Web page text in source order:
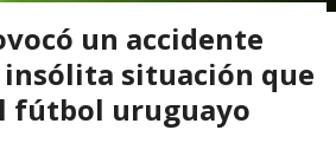
un accidente
situación que
fútbol uruguayo